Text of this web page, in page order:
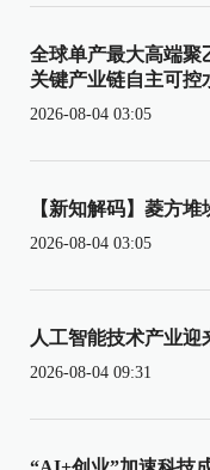
全球单产最大高端聚
关键产业链自主可控
2026-08-04 03:05
【新知解码】菱方堆
2026-08-04 03:05
人工智能技术产业迎
2026-08-04 09:31